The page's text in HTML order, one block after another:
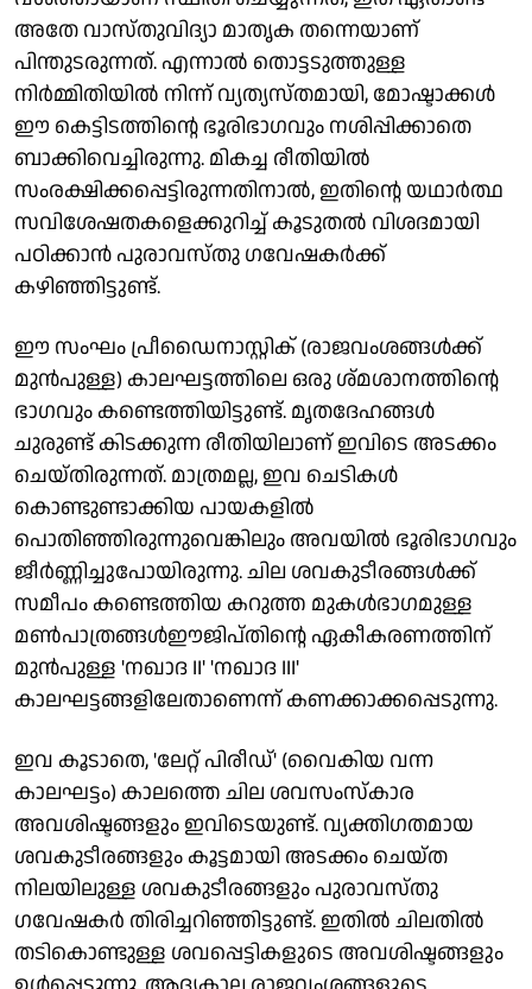
അതേ വാസ്തുവിദ്യാ മാതൃക തന്നെയാണ്
പിന്തുടരുന്നത്. എന്നാൽ തൊട്ടടുത്തുള്ള
നിർമ്മിതിയിൽ നിന്ന് വ്യത്യസ്തമായി, മോഷ്ടാക്കൾ
ഈ കെട്ടിടത്തിന്റെ ഭൂരിഭാഗവും നശിപ്പിക്കാതെ
ബാക്കിവെച്ചിരുന്നു. മികച്ച രീതിയിൽ
സംരക്ഷിക്കപ്പെട്ടിരുന്നതിനാൽ, ഇതിന്റെ യഥാർത്ഥ
സവിശേഷതകളെക്കുറിച്ച് കൂടുതൽ വിശദമായി
പഠിക്കാൻ പുരാവസ്തു ഗവേഷകർക്ക്
കഴിഞ്ഞിട്ടുണ്ട്.
ഈ സംഘം പ്രീഡൈനാസ്റ്റിക് (രാജവംശങ്ങൾക്ക്
മുൻപുള്ള) കാലഘട്ടത്തിലെ ഒരു ശ്മശാനത്തിന്റെ
ഭാഗവും കണ്ടെത്തിയിട്ടുണ്ട്. മൃതദേഹങ്ങൾ
ചുരുണ്ട് കിടക്കുന്ന രീതിയിലാണ് ഇവിടെ അടക്കം
ചെയ്തിരുന്നത്. മാത്രമല്ല, ഇവ ചെടികൾ
കൊണ്ടുണ്ടാക്കിയ പായകളിൽ
പൊതിഞ്ഞിരുന്നുവെങ്കിലും അവയിൽ ഭൂരിഭാഗവും
ജീർണ്ണിച്ചുപോയിരുന്നു. ചില ശവകുടീരങ്ങൾക്ക്
സമീപം കണ്ടെത്തിയ കറുത്ത മുകൾഭാഗമുള്ള
മൺപാത്രങ്ങൾഈജിപ്തിന്റെ ഏകീകരണത്തിന്
മുൻപുള്ള 'നഖാദ II' 'നഖാദ III'
കാലഘട്ടങ്ങളിലേതാണെന്ന് കണക്കാക്കപ്പെടുന്നു.
ഇവ കൂടാതെ, 'ലേറ്റ് പിരീഡ്' (വൈകിയ വന്ന
കാലഘട്ടം) കാലത്തെ ചില ശവസംസ്കാര
അവശിഷ്ടങ്ങളും ഇവിടെയുണ്ട്. വ്യക്തിഗതമായ
ശവകുടീരങ്ങളും കൂട്ടമായി അടക്കം ചെയ്ത
നിലയിലുള്ള ശവകുടീരങ്ങളും പുരാവസ്തു
ഗവേഷകർ തിരിച്ചറിഞ്ഞിട്ടുണ്ട്. ഇതിൽ ചിലതിൽ
തടികൊണ്ടുള്ള ശവപ്പെട്ടികളുടെ അവശിഷ്ടങ്ങളും